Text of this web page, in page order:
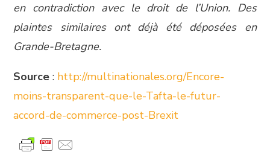
en contradiction avec le droit de l’Union. Des
plaintes similaires ont déjà été déposées en
Grande-Bretagne.
Source : http://multinationales.org/Encore-
moins-transparent-que-le-Tafta-le-futur-
accord-de-commerce-post-Brexit